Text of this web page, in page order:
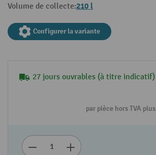
Volume de collecte:210 l
Configurer la variante
27 jours ouvrables (à titre indicatif)
par pièce hors TVA plus